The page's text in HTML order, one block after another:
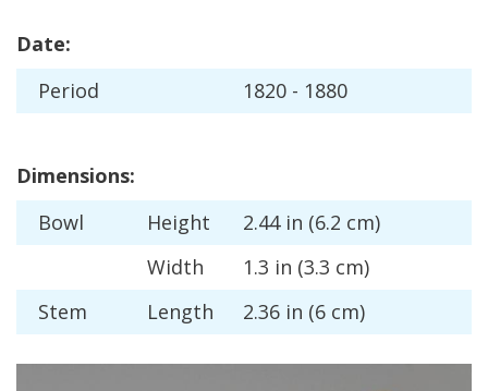
Date:
Period
1820 - 1880
Dimensions:
Bowl
Height 2.44 in (6.2 cm)
Width
1.3 in (3.3 cm)
Stem
Length 2.36 in (6 cm)